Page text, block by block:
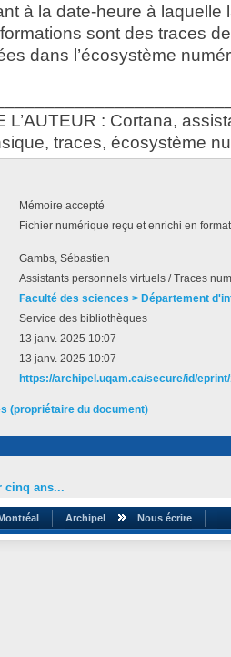
à la date-heure à laquelle
sont des traces
dans l’écosystème
L’AUTEUR : Cortana,
traces, écosystème
Mémoire accepté
Fichier numérique reçu et enrichi en
Gambs, Sébastien
Assistants personnels virtuels / Traces
Faculté des sciences > Département
Service des bibliothèques
13 janv. 2025 10:07
13 janv. 2025 10:07
https://archipel.uqam.ca/secure/id/
(propriétaire du document)
cinq ans...
Archipel Nous écrire